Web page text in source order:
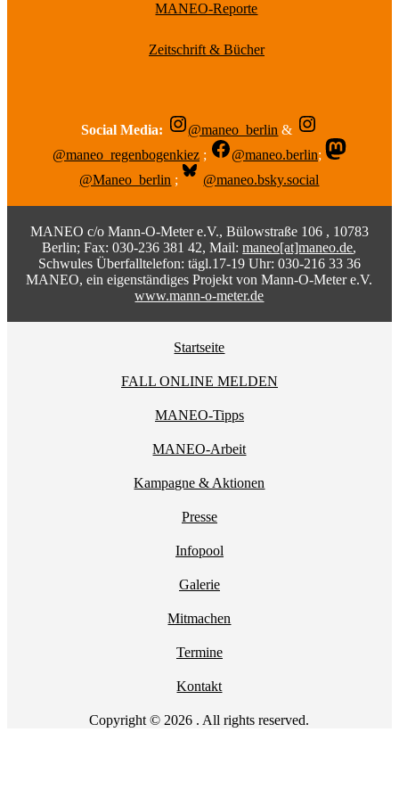
MANEO-Reporte
Zeitschrift & Bücher
Social Media: @maneo_berlin &
@maneo_regenbogenkiez ; @maneo.berlin;
@Maneo_berlin ; @maneo.bsky.social
MANEO c/o Mann-O-Meter e.V., Bülowstraße 106 , 10783
Berlin; Fax: 030-236 381 42, Mail:maneo[at]maneo.de,
Schwules Überfalltelefon: tägl.17-19 Uhr: 030-216 33 36
MANEO, ein eigenständiges Projekt von Mann-O-Meter e.V.
www.mann-o-meter.de
Startseite
FALL ONLINE MELDEN
MANEO-Tipps
MANEO-Arbeit
Kampagne & Aktionen
Presse
Infopool
Galerie
Mitmachen
Termine
Kontakt
Copyright © 2026 . All rights reserved.